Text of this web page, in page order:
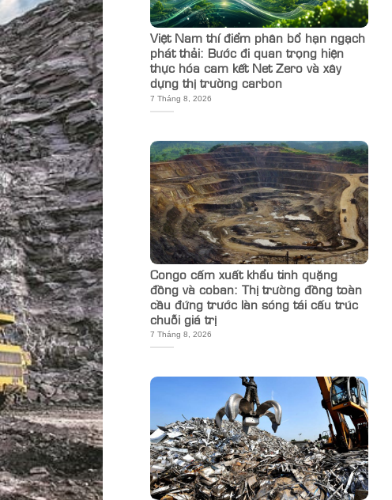
Việt Nam thí điểm phân bổ hạn ngạch
phát thải: Bước đi quan trọng hiện
thực hóa cam kết Net Zero và xây
dựng thị trường carbon
7 Tháng 8, 2026
Congo cấm xuất khẩu tinh quặng
đồng và coban: Thị trường đồng toàn
cầu đứng trước làn sóng tái cấu trúc
chuỗi giá trị
7 Tháng 8, 2026